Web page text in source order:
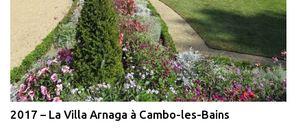
2017 – La Villa Arnaga à Cambo-les-Bains